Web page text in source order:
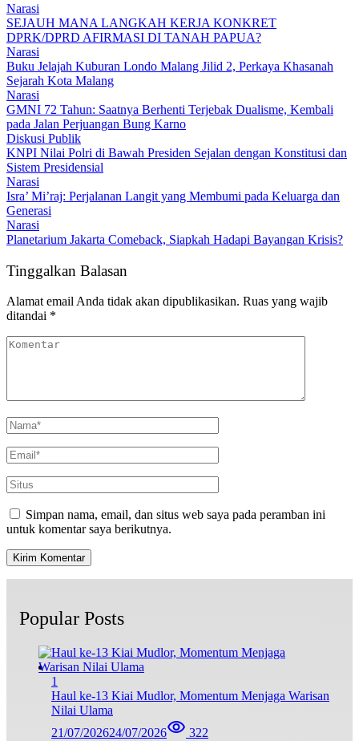
Narasi
SEJAUH MANA LANGKAH KERJA KONKRET
DPRK/DPRD AFIRMASI DI TANAH PAPUA?
Narasi
Buku Jelajah Kuburan Londo Malang Jilid 2, Perkaya Khasanah
Sejarah Kota Malang
Narasi
GMNI 72 Tahun: Saatnya Berhenti Terjebak Dualisme, Kembali
pada Jalan Perjuangan Bung Karno
Diskusi Publik
KNPI Nilai Polri di Bawah Presiden Sejalan dengan Konstitusi dan
Sistem Presidensial
Narasi
Isra’ Mi’raj: Perjalanan Langit yang Membumi pada Keluarga dan
Generasi
Narasi
Planetarium Jakarta Comeback, Siapkah Hadapi Bayangan Krisis?
Tinggalkan Balasan
Alamat email Anda tidak akan dipublikasikan. Ruas yang wajib
ditandai *
Simpan nama, email, dan situs web saya pada peramban ini
untuk komentar saya berikutnya.
Popular Posts
1
Haul ke-13 Kiai Mudlor, Momentum Menjaga Warisan
Nilai Ulama
21/07/202624/07/2026 322